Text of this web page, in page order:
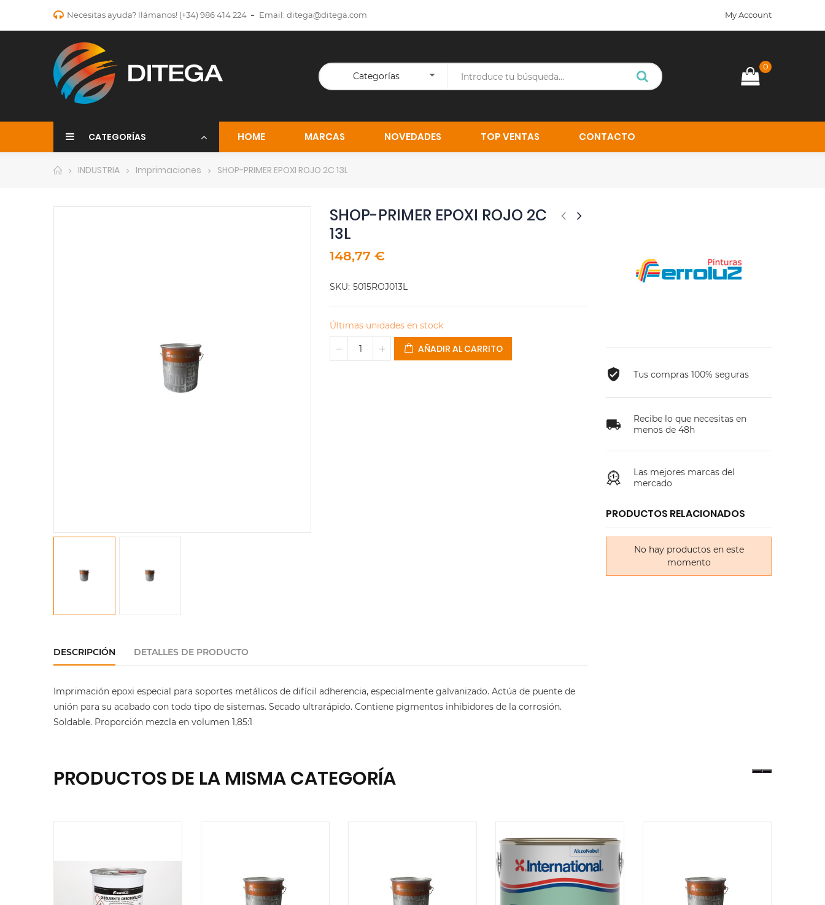
Necesitas ayuda? llámanos! (+34) 986 414 224 Email: ditega@ditega.com My Account
Categorías
0
CATEGORÍAS HOME MARCAS NOVEDADES TOP VENTAS CONTACTO
INDUSTRIA Imprimaciones SHOP-PRIMER EPOXI ROJO 2C 13L
SHOP-PRIMER EPOXI ROJO 2C
13L
148,77 €
SKU 5015ROJ013L
Últimas unidades en stock
AÑADIR AL CARRITO
DESCRIPCIÓN DETALLES DE PRODUCTO
Imprimación epoxi especial para soportes metálicos de difícil adherencia, especialmente galvanizado. Actúa de puente de
unión para su acabado con todo tipo de sistemas. Secado ultrarápido. Contiene pigmentos inhibidores de la corrosión.
Soldable. Proporción mezcla en volumen 1,85:1
Tus compras 100% seguras
Recibe lo que necesitas en
menos de 48h
Las mejores marcas del
mercado
PRODUCTOS RELACIONADOS
No hay productos en este
momento
PRODUCTOS DE LA MISMA CATEGORÍA